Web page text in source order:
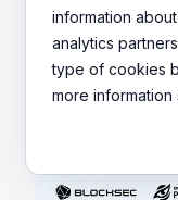
Exploits |
In der Woche vom
verursachten zwei
Verluste. Ein
Seed-Generierung
Chain verlor
information
analytics
type of cookies
more information